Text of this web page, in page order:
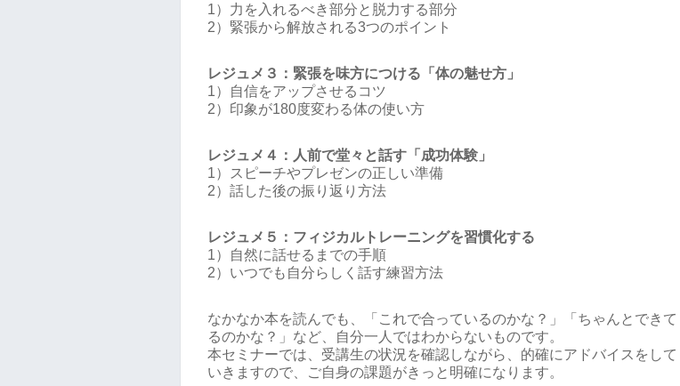
1）力を入れるべき部分と脱力する部分
2）緊張から解放される3つのポイント
レジュメ３：緊張を味方につける「体の魅せ方」
1）自信をアップさせるコツ
2）印象が180度変わる体の使い方
レジュメ４：人前で堂々と話す「成功体験」
1）スピーチやプレゼンの正しい準備
2）話した後の振り返り方法
レジュメ５：フィジカルトレーニングを習慣化する
1）自然に話せるまでの手順
2）いつでも自分らしく話す練習方法
なかなか本を読んでも、「これで合っているのかな？」「ちゃんとできて
るのかな？」など、自分一人ではわからないものです。
本セミナーでは、受講生の状況を確認しながら、的確にアドバイスをして
いきますので、ご自身の課題がきっと明確になります。